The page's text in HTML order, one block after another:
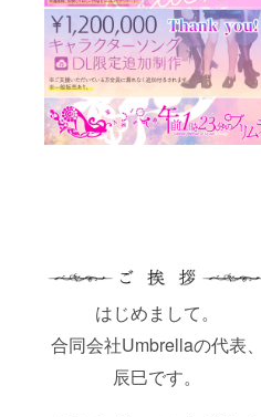
はじめまして。
合同会社Umbrellaの代表、
辰巳です。